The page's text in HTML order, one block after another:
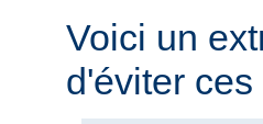
Voici un
d'éviter